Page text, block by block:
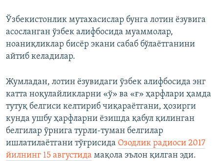
Ўзбекистонлик мутахасислар бунга лотин ёзувига
асосланган ўзбек алифбосида муаммолар,
ноаниқликлар бисёр экани сабаб бўлаётганини
айтиб келадилар.
Жумладан, лотин ёзувидаги ўзбек алифбосида энг
катта ноқулайликларни «ў» ва «ғ» ҳарфлари ҳамда
тутуқ белгиси келтириб чиқараётгани, ҳозирги
кунда ушбу ҳарфларни ёзишда қабул қилинган
белгилар ўрнига турли-туман белгилар
ишлатилаётгани тўғрисида Озодлик радиоси 2017
йилнинг 15 августида мақола эълон қилган эди.